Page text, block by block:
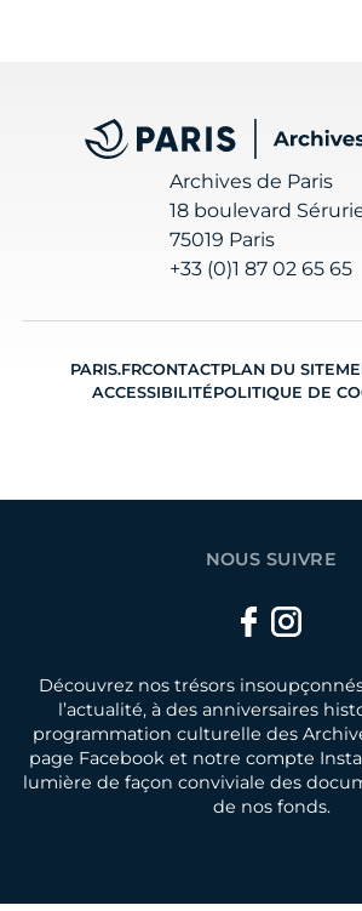
Archives
Archives de Paris
18 boulevard
75019 Paris
+33 (0)1 87 02 65 65
PARIS.FRCONTACTPLAN DU SITE
ACCESSIBILITÉPOLITIQUE DE
NOUS SUIVRE
Facebook
Découvrez nos trésors
l’actualité, à des anniversaires
programmation culturelle des
page Facebook et notre compte
lumière de façon conviviale des
de nos fonds.